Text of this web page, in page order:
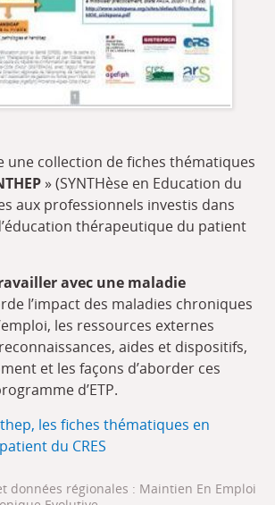
une collection de fiches thématiques
» (SYNTHèse en Education du
aux professionnels investis dans
thérapeutique du patient
avec une maladie
l’impact des maladies chroniques
les ressources externes
aides et dispositifs,
et les façons d’aborder ces
d’ETP.
les fiches thématiques en
du CRES
données régionales : Maintien En Emploi